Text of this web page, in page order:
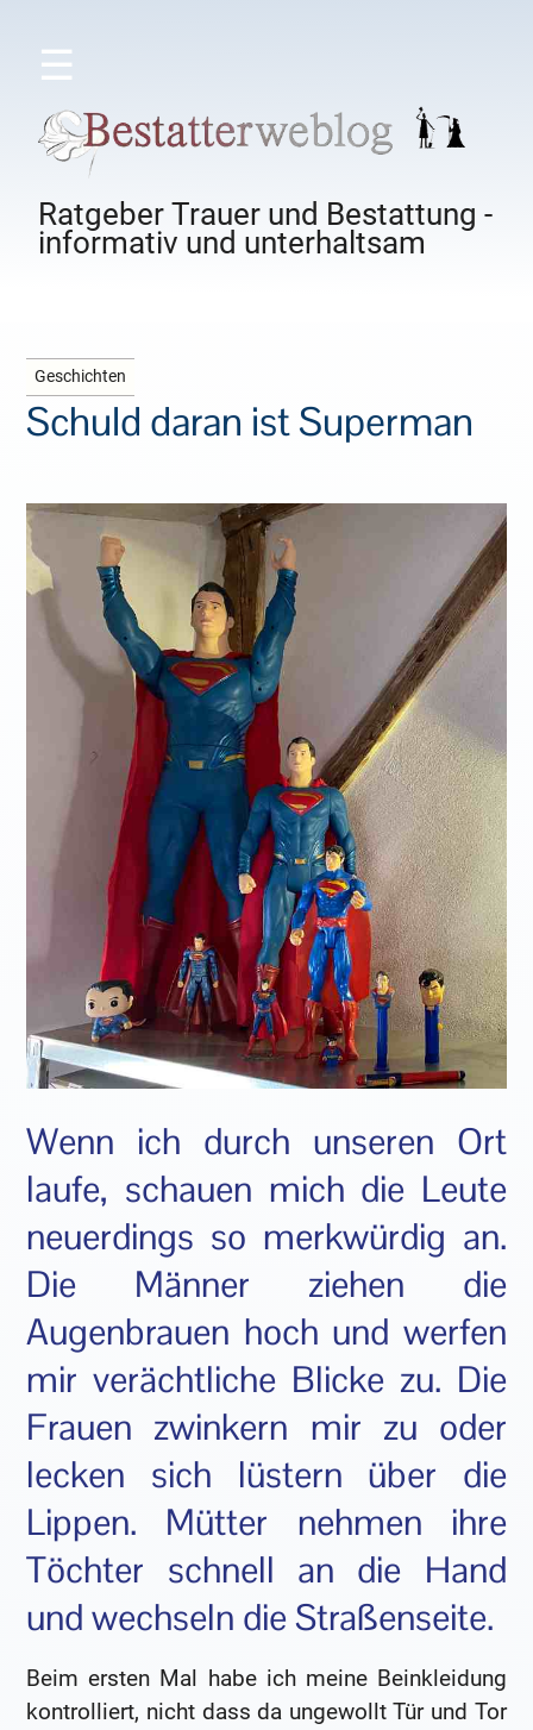
☰
Ratgeber Trauer und Bestattung -
informativ und unterhaltsam
Geschichten
Schuld daran ist Superman
Wenn ich durch unseren Ort
laufe, schauen mich die Leute
neuerdings so merkwürdig an.
Die Männer ziehen die
Augenbrauen hoch und werfen
mir verächtliche Blicke zu. Die
Frauen zwinkern mir zu oder
lecken sich lüstern über die
Lippen. Mütter nehmen ihre
Töchter schnell an die Hand
und wechseln die Straßenseite.
Beim ersten Mal habe ich meine Beinkleidung
kontrolliert, nicht dass da ungewollt Tür und Tor